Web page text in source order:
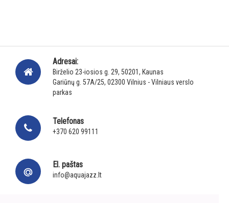
Adresai:
Birželio 23-iosios g. 29, 50201, Kaunas
Gariūnų g. 57A/25, 02300 Vilnius - Vilniaus verslo
parkas
Telefonas
+370 620 99111
El. paštas
info@aquajazz.lt